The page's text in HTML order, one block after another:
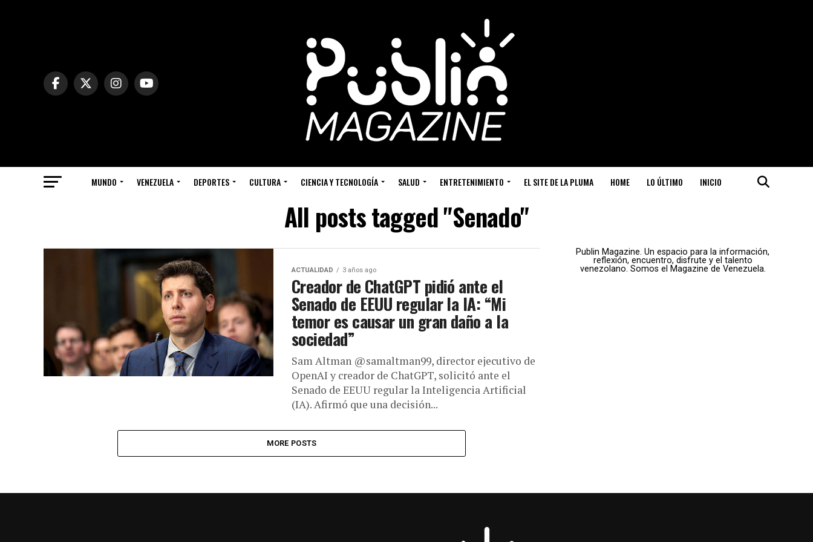
MUNDO VENEZUELA DEPORTES CULTURA CIENCIA Y TECNOLOGÍA SALUD ENTRETENIMIENTO EL SITE DE LA PLUMA HOME LO ÚLTIMO INICIO
All posts tagged "Senado"
ACTUALIDAD 3 años ago
Creador de ChatGPT pidió ante el
Senado de EEUU regular la IA: “Mi
temor es causar un gran daño a la
sociedad”
Sam Altman @samaltman99, director ejecutivo de
OpenAI y creador de ChatGPT, solicitó ante el
Senado de EEUU regular la Inteligencia Artificial
(IA). Afirmó que una decisión...
MORE POSTS
Publin Magazine. Un espacio para la información,
reflexión, encuentro, disfrute y el talento
venezolano. Somos el Magazine de Venezuela.